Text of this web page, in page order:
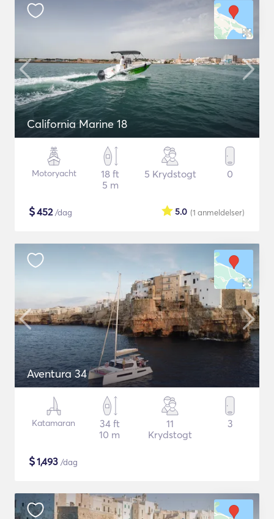
California Marine 18
Motoryacht
18 ft
5 m
5 Krydstogt 0
$452/dag (1 anmeldelser)
5.0
Aventura 34
Katamaran
34 ft
10 m
11
Krydstogt
3
$1,493 /dag